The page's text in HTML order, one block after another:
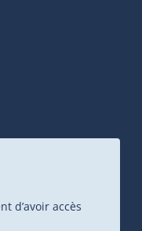
externe s'ouvrira
d’avoir accès